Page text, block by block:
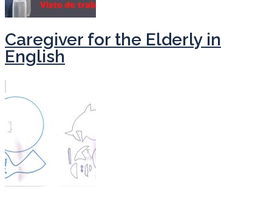
Caregiver for the Elderly in
English